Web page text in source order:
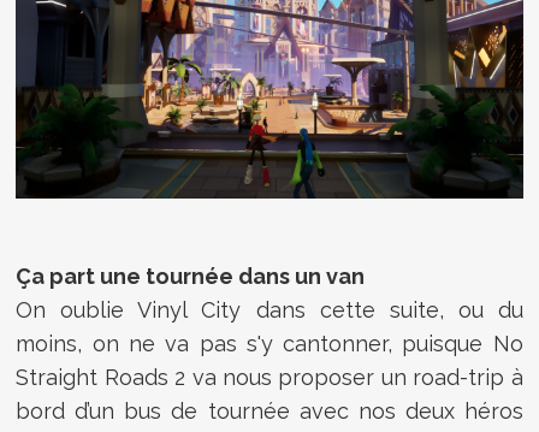
Ça part une tournée dans un van
On oublie Vinyl City dans cette suite, ou du
moins, on ne va pas s'y cantonner, puisque No
Straight Roads 2 va nous proposer un road-trip à
bord d’un bus de tournée avec nos deux héros